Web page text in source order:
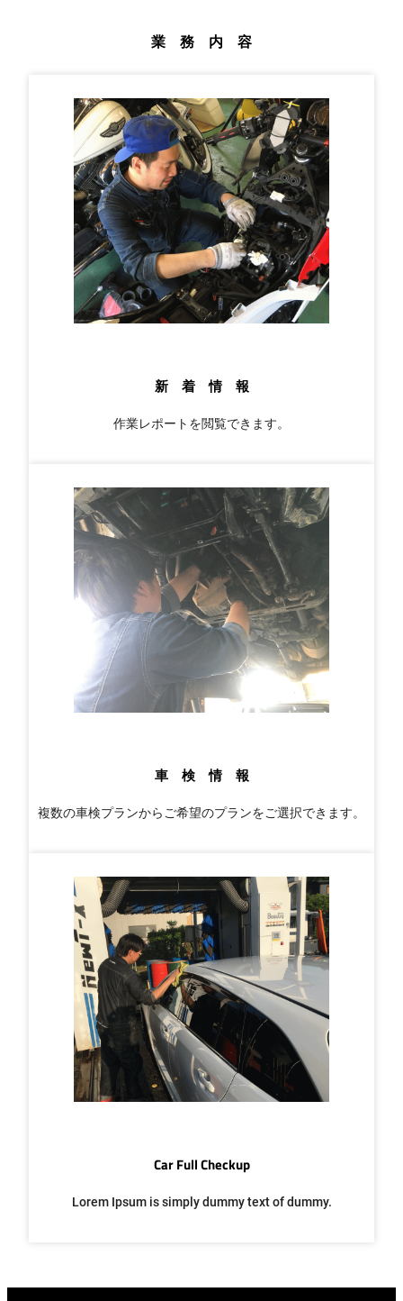
業 務 内 容
新 着 情 報
作業レポートを閲覧できます。
車 検 情 報
複数の車検プランからご希望のプランをご選択できます。
Car Full Checkup
Lorem Ipsum is simply dummy text of dummy.